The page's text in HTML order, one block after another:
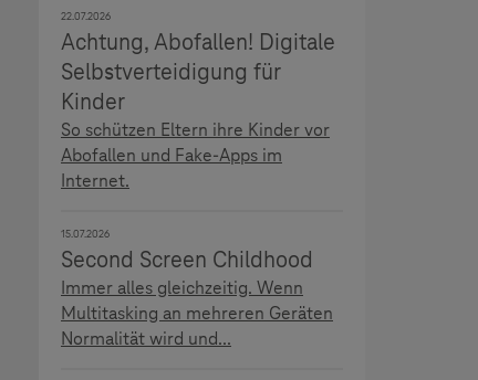
22.07.2026
Achtung, Abofallen! Digitale
Selbstverteidigung für
Kinder
So schützen Eltern ihre Kinder vor
Abofallen und Fake-Apps im
Internet.
15.07.2026
Second Screen Childhood
Immer alles gleichzeitig. Wenn
Multitasking an mehreren Geräten
Normalität wird und...